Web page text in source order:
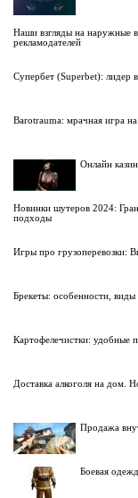
Наши взгляды на наружные
рекламодателей
Супербет (Superbet): лидер
Barotrauma: мрачная игра
Онлайн
Новинки шутеров 2024:
подходы
Игры про грузоперевозки:
Брекеты: особенности, виды
Картофелечистки: удобные
Доставка алкоголя на дом.
Продажа
Боевая